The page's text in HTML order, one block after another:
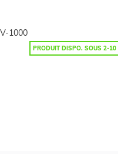
1000
PRODUIT DISPO. SOUS 2-10